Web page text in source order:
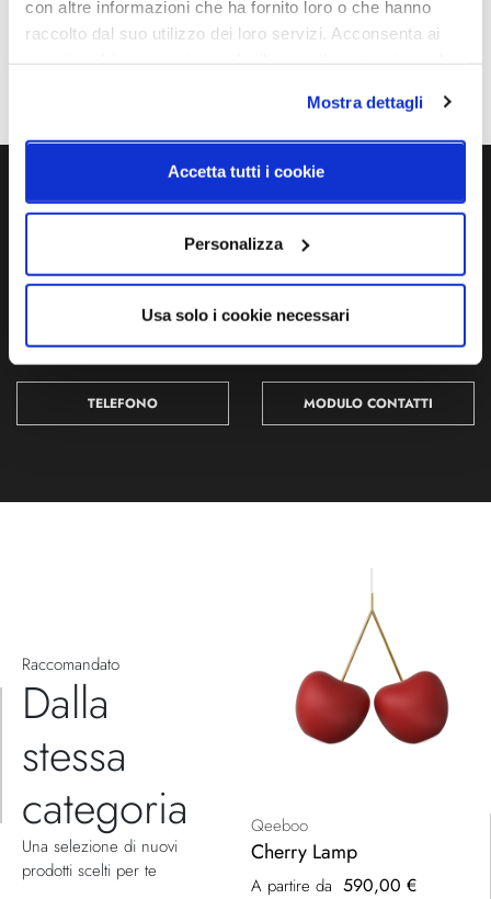
con altre informazioni che ha fornito loro o che hanno
raccolto dal suo utilizzo dei loro servizi. Acconsenta ai
Mostra dettagli
Accetta tutti i cookie
Personalizza
Usa solo i cookie necessari
DALI
A++, A+, A
Ti servono maggiori informazioni?
Contattaci via Chat, via telefono allo + 39 039 9909099 oppure
compila il modulo
TELEFONO MODULO CONTATTI
Raccomandato
Dalla
stessa
categoria
Una selezione di nuovi
prodotti scelti per te
Qeeboo
Cherry Lamp
A partire da 590,00 €